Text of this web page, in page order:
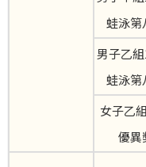
蛙泳第
男子乙
蛙泳第
女子乙
優異